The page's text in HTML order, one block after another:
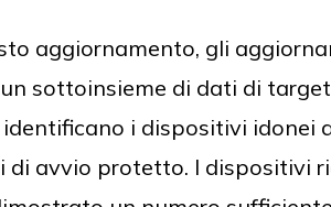
aggiornamento, gli
sottoinsieme di dati di
i dispositivi idonei
avvio protetto. I dispositivi